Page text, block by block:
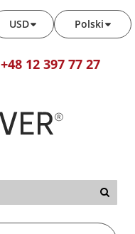
Polski
USD
+48 12 397 77 27